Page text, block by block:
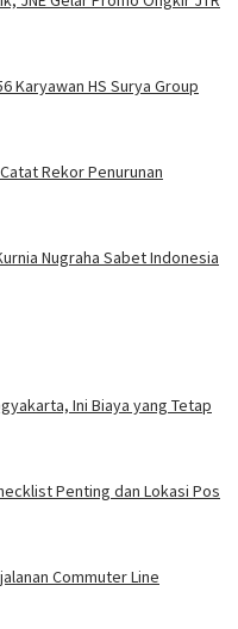
Karyawan HS Surya Group
Rekor Penurunan
Nugraha Sabet Indonesia
Ini Biaya yang Tetap
Penting dan Lokasi Pos
Commuter Line